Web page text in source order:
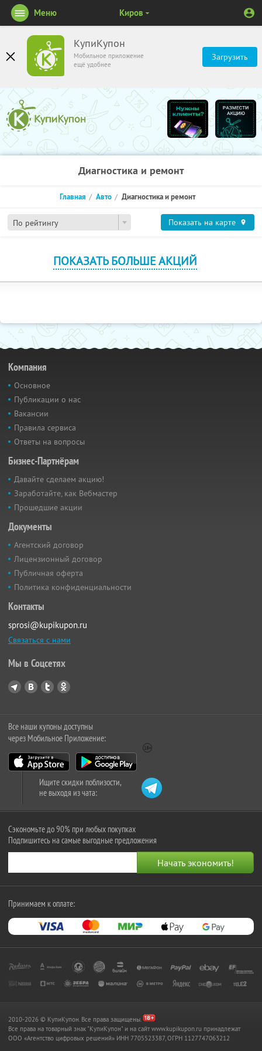
КупиКупон
Мобильное приложение
ещё удобнее
Загрузить
Меню Киров
Диагностика и ремонт
По рейтингу
Главная Авто Диагностика и ремонт
Показать на карте
ПОКАЗАТЬ БОЛЬШЕ АКЦИЙ
Компания
Основное
Публикации о нас
Вакансии
Правила сервиса
Ответы на вопросы
Бизнес-Партнёрам
Давайте сделаем акцию!
Заработайте, как Вебмастер
Прошедшие акции
Документы
Агентский договор
Лицензионный договор
Публичная оферта
Политика конфиденциальности
Контакты
sprosi@kupikupon.ru
Связаться с нами
Мы в Соцсетях
Все наши купоны доступны
через Мобильное Приложение:
Ищите скидки поблизости,
не выходя из чата:
Сэкономьте до 90% при любых покупках
Подпишитесь на самые выгодные предложения
Принимаем к оплате:
2010-2026 © КупиКупон. Все права защищены.
Все права на товарный знак "КупиКупон" и на сайт www.kupikupon.ru принадлежат
OOO «Агентство цифровых решений» ИНН 7705523387, ОГРН 1127747063212